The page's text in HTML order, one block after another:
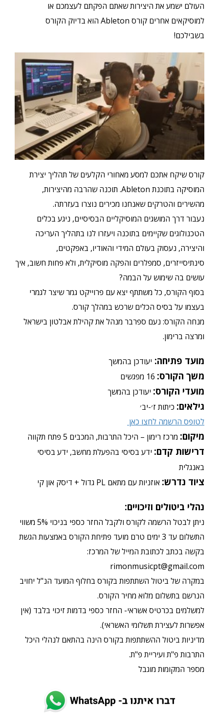
העולם ישמע את היצירות שאתם הפקתם לעצמכם או
למוסיקאים אחרים קורס Ableton הוא בדיוק הקורס
בשבילכם!
קורס שיקח אתכם למסע מאחורי הקלעים של תהליך יצירת
המוסיקה בתוכנת Ableton. תוכנה שהרבה מהיצירות,
מהשירים והטרקים שאנחנו מכירים נוצרו בעזרתה.
נעבור דרך המושגים המוסיקליים הבסיסיים, ניגע בכלים
הטכנולוגים שקיימים בתוכנה ויעזרו לנו בתהליך העריכה
והיצירה, נעסוק בעולם המידי והאודיו, באפקטים,
סינתיסייזרים, סמפלרים והפקה מוסיקלית, ולא פחות חשוב, איך
עושים בה שימוש על הבמה?
בסוף הקורס, כל משתתף יצא עם פרוייקט גמר שיצר לגמרי
בעצמו על בסיס הכלים שרכש במהלך קורס.
מנחה הקורס: נעם ספרבר מנהל את קהילת אבלטון בישראל
ומרצה ברימון.
מועד פתיחה: יעודכן בהמשך
משך הקורס:
מועדי הקורס: יעודכן בהמשך
גילאים: כיתות ז׳-יב׳
לטופס הרשמה לחצו כאן
מיקום: מרכז רימון – היכל התרבות, המכבים 5 פתח תקווה
דרישות קדם: ידע בסיסי בהפעלת מחשב, ידע בסיסי
באנגלית
ציוד נדרש: אוזניות עם מתאם PL גדול + דיסק און קי
נהלי ביטולים וזיכויים:
ניתן לבטל הרשמה לקורס ולקבל החזר כספי בניכוי 5% משווי
התשלום עד 3 ימים טרם מועד פתיחת הקורס באמצעות הגשת
בקשה בכתב לכתובת המייל של המרכז:
rimonmusicpt@gmail.com
במקרה של ביטול השתתפות בקורס בחלוף המועד הנ"ל יחויב
הנרשם בתשלום מלוא מחיר הקורס.
למשלמים בכרטיס אשראי- החזר כספי בדמות זיכוי בלבד (אין
אפשרות לעצירת תשלומי האשראי).
מדיניות ביטול ההשתתפות בקורס הינה בהתאם לנהלי היכל
התרבות פ"ת ועיריית פ"ת.
מספר המקומות מוגבל